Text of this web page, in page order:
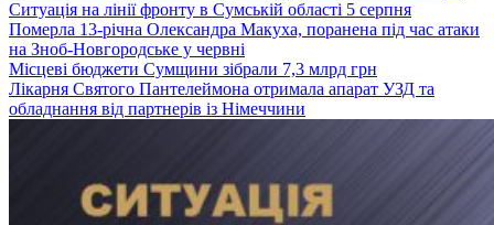
Ситуація на лінії фронту в Сумській області 5 серпня
Померла 13-річна Олександра Макуха, поранена під час атаки
на Зноб-Новгородське у червні
Місцеві бюджети Сумщини зібрали 7,3 млрд грн
Лікарня Святого Пантелеймона отримала апарат УЗД та
обладнання від партнерів із Німеччини